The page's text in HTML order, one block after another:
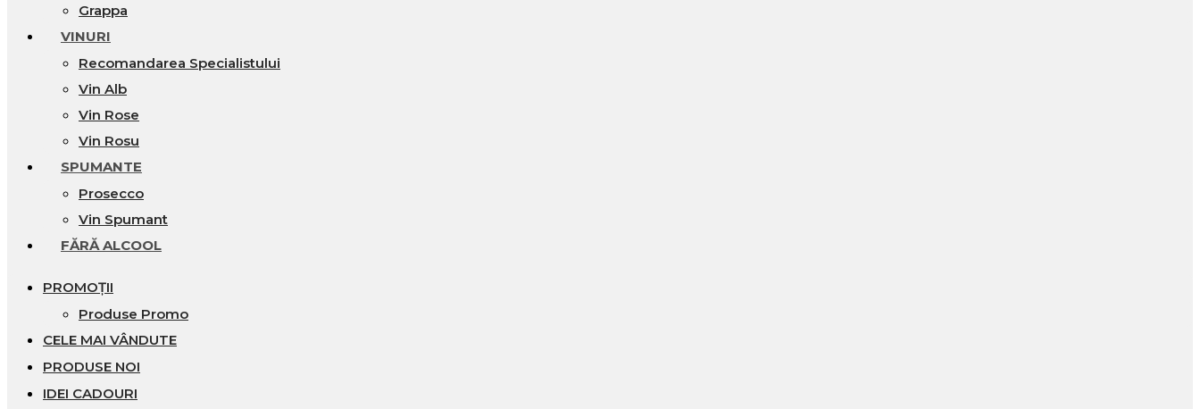
Grappa
VINURI
Recomandarea Specialistului
Vin Alb
Vin Rose
Vin Rosu
SPUMANTE
Prosecco
Vin Spumant
FĂRĂ ALCOOL
PROMOȚII
Produse Promo
CELE MAI VÂNDUTE
PRODUSE NOI
IDEI CADOURI